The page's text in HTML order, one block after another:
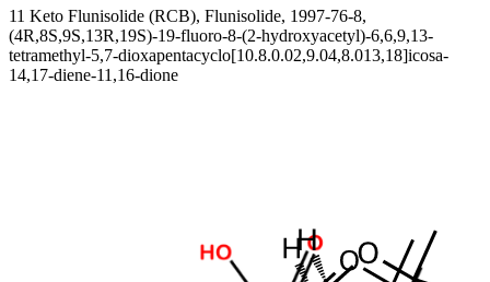
11 Keto Flunisolide (RCB), Flunisolide, 1997-76-8,
(4R,8S,9S,13R,19S)-19-fluoro-8-(2-hydroxyacetyl)-6,6,9,13-
tetramethyl-5,7-dioxapentacyclo[10.8.0.02,9.04,8.013,18]icosa-
14,17-diene-11,16-dione